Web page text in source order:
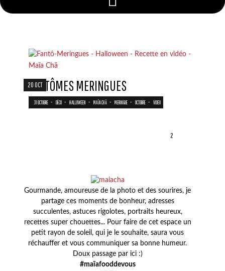
20 OCT
FANTÔMES MERINGUES
31 OCTOBRE - DÉCO - HALLOWEEN - MAÏA CHÄ - MERINGUE - OCTOBRE - VIDEO
2
Gourmande, amoureuse de la photo et des sourires, je
partage ces moments de bonheur, adresses
succulentes, astuces rigolotes, portraits heureux,
recettes super chouettes... Pour faire de cet espace un
petit rayon de soleil, qui je le souhaite, saura vous
réchauffer et vous communiquer sa bonne humeur.
Doux passage par ici :)
#maïafooddevous